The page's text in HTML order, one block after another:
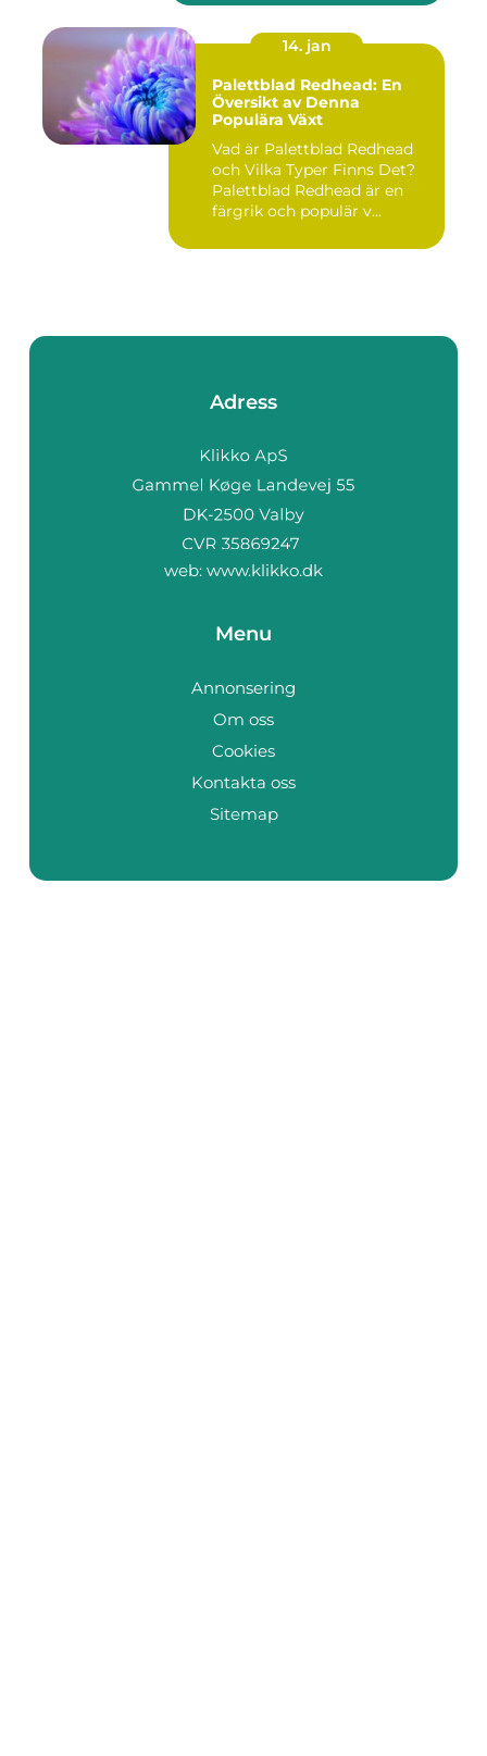
14. jan
Palettblad Redhead: En
Översikt av Denna
Populära Växt
Vad är Palettblad Redhead
och Vilka Typer Finns Det?
Palettblad Redhead är en
färgrik och populär v...
Adress
web: www.klikko.dk
Menu
Annonsering
Om oss
Cookies
Kontakta oss
Sitemap